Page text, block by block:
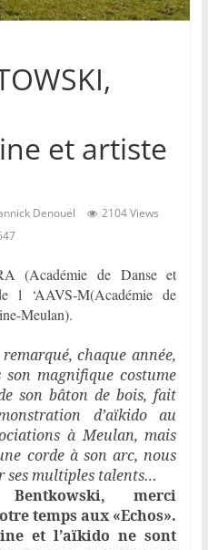
et artiste
Denouël
2104 Views
(Académie de Danse et
l ‘AAVS-M(Académie de
Meulan).
chaque année,
magnifique costume
son bâton de bois, fait
d’aïkido au
à Meulan, mais
corde à son arc, nous
ses multiples talents…
merci
temps aux «Echos».
et l’aïkido ne sont